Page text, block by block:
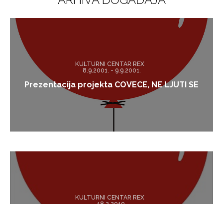
KULTURNI CENTAR REX
8.9.2001. - 9.9.2001.
Prezentacija projekta COVECE, NE LJUTI SE
KULTURNI CENTAR REX